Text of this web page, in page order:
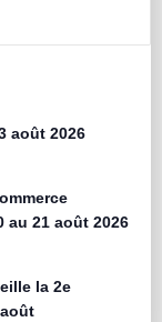
août 2026
au 21 août 2026
la 2e